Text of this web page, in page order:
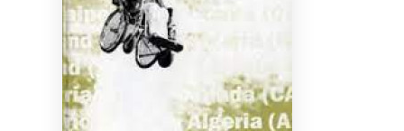
+370 667 80 541